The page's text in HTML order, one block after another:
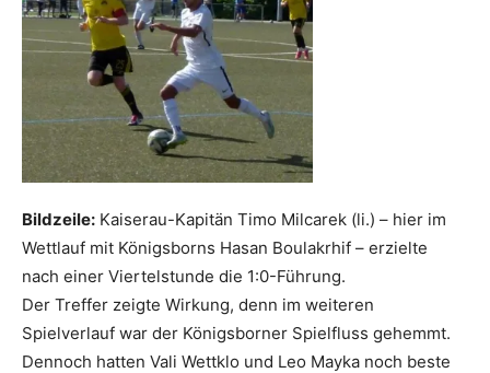
Bildzeile: Kaiserau-Kapitän Timo Milcarek (li.) – hier im
Wettlauf mit Königsborns Hasan Boulakrhif – erzielte
nach einer Viertelstunde die 1:0-Führung.
Der Treffer zeigte Wirkung, denn im weiteren
Spielverlauf war der Königsborner Spielfluss gehemmt.
Dennoch hatten Vali Wettklo und Leo Mayka noch beste